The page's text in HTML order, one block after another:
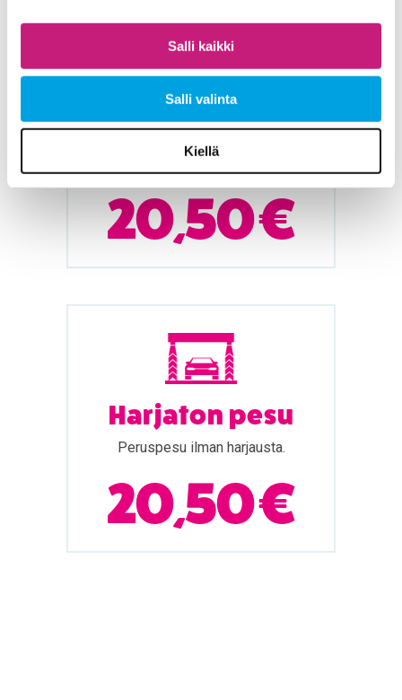
Salli kaikki
Salli valinta
Kiellä
Suksiboxipesu
Pehmoharjapesu autoshamppoolla,
pyöräpesu, huuhteluvaha ja kuivaus.
20,50 €
Harjaton pesu
Peruspesu ilman harjausta.
20,50 €